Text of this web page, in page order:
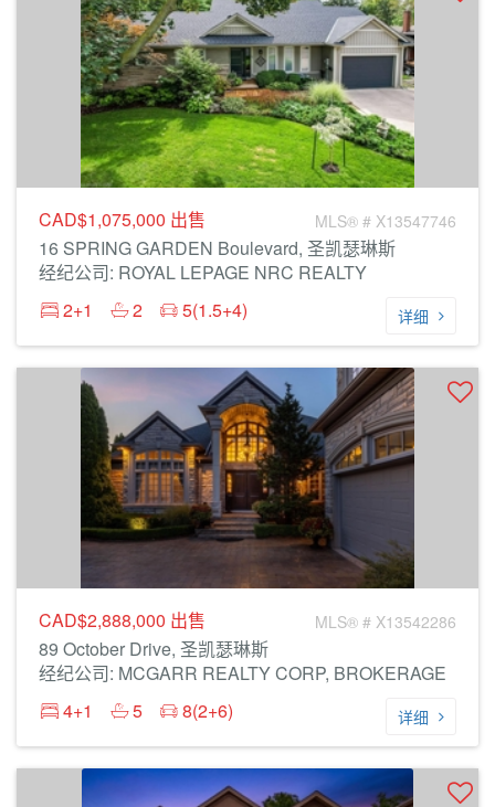
CAD$1,075,000 出售 MLS® # X13547746
16 SPRING GARDEN Boulevard, 圣凯瑟琳斯
经纪公司: ROYAL LEPAGE NRC REALTY
2+1
2 5(1.5+4) 详细
CAD$2,888,000 出售 MLS® # X13542286
89 October Drive, 圣凯瑟琳斯
经纪公司: MCGARR REALTY CORP, BROKERAGE
4+1
5 8(2+6) 详细